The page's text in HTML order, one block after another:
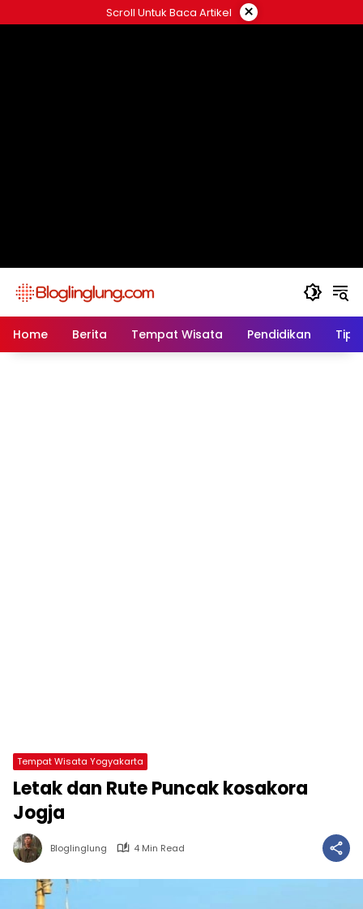
to
Scroll Untuk Baca Artikel ×
Home Berita Tempat Wisata Pendidikan
Tempat Wisata Yogyakarta
Letak dan Rute Puncak kosakora
Jogja
Bloglinglung 4 Min Read